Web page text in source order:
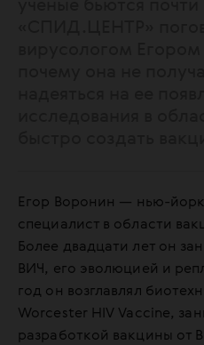
Егор Воронин — нью-
специалист в области
Более двадцати лет он
ВИЧ, его эволюцией и
год он возглавлял
Worcester HIV Vaccine,
разработкой вакцины от